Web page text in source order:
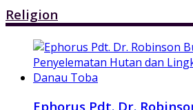
Religion
Ephorus Pdt. Dr.